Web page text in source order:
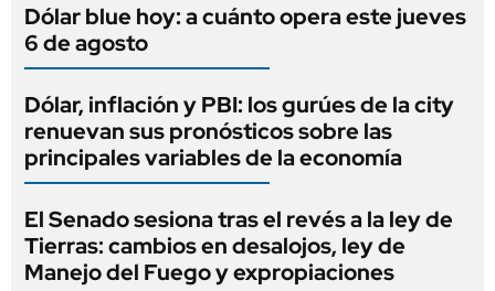
Dólar blue hoy: a cuánto opera este jueves
6 de agosto
Dólar, inflación y PBI: los gurúes de la city
renuevan sus pronósticos sobre las
principales variables de la economía
El Senado sesiona tras el revés a la ley de
Tierras: cambios en desalojos, ley de
Manejo del Fuego y expropiaciones